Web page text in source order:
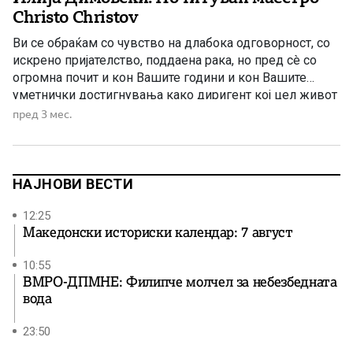
Christo Christov
Ви се обраќам со чувство на длабока одговорност, со
искрено пријателство, поддаена рака, но пред сè со
огромна почит и кон Вашите години и кон Вашите
уметнички достигнувања како диригент кој цел живот
го скротува звучниот хаос во хармонија. Но, најмногу
Гоце Делчев, човекот […]
пред 3 мес.
НАЈНОВИ ВЕСТИ
12:25
Македонски историски календар: 7 август
10:55
ВМРО-ДПМНЕ: Филипче молчел за небезбедната
вода
23:50